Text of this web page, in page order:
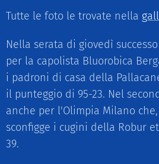
Tutte le foto le trovate nella
Nella serata di giovedì
per la capolista Bluorobica
i padroni di casa della
il punteggio di 95-23. Nel
anche per l'Olimpia Milano
sconfigge i cugini della Robur
39.